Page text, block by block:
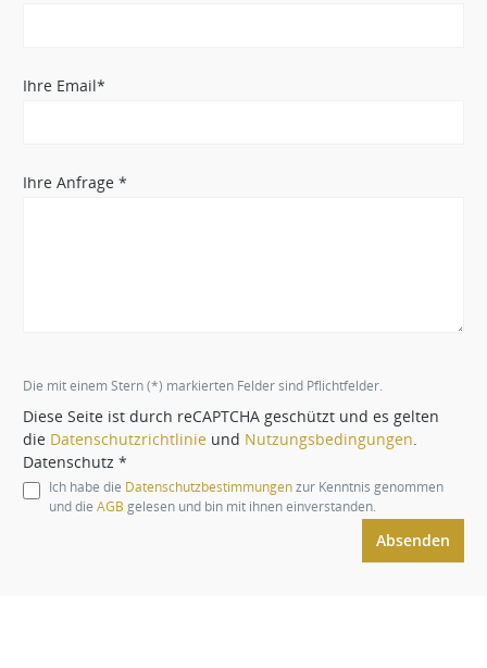
Ihre Email*
Ihre Anfrage *
Die mit einem Stern (*) markierten Felder sind Pflichtfelder.
Diese Seite ist durch reCAPTCHA geschützt und es gelten
die Datenschutzrichtlinie und Nutzungsbedingungen
Datenschutz *
Ich habe die Datenschutzbestimmungenzur Kenntnis genommen
und die AGB gelesen und bin mit ihnen einverstanden.
Absenden